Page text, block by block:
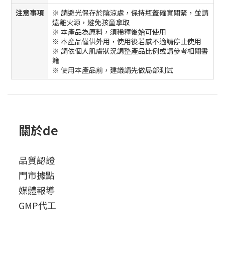
注意事項
※ 請避光保存於陰涼處，保持瓶蓋確實關緊，並請
遠離火源，避免孩童拿取
※ 本產品為原料，須稀釋後始可使用
※ 本產品僅供外用，使用後若感不適請停止使用
※ 請依個人肌膚狀況調整產品比例或請參考相關書
籍
※ 使用本產品前，建議請先做局部測試
關於de
品質認證
門市據點
媒體報導
GMP代工